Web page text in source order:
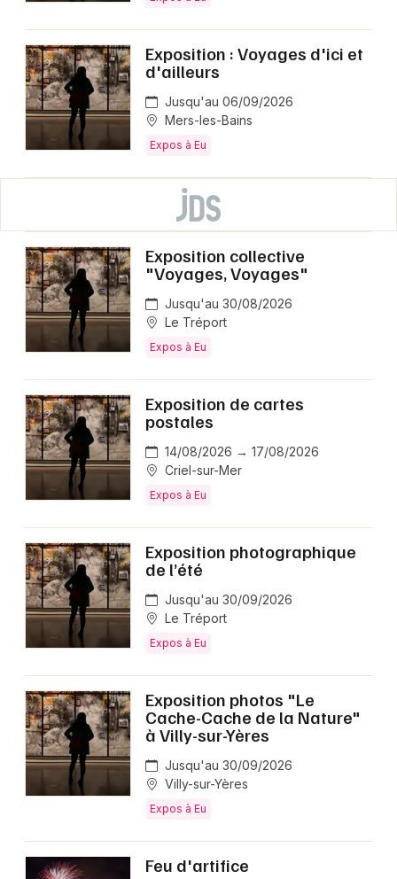
Exposition : Voyages d'ici et
d'ailleurs
Jusqu'au 06/09/2026
Mers-les-Bains
Expos à Eu
Exposition collective
"Voyages, Voyages"
Jusqu'au 30/08/2026
Le Tréport
Expos à Eu
Exposition de cartes
postales
14/08/2026 → 17/08/2026
Criel-sur-Mer
Expos à Eu
Exposition photographique
de l’été
Jusqu'au 30/09/2026
Le Tréport
Expos à Eu
Exposition photos "Le
Cache-Cache de la Nature"
à Villy-sur-Yères
Jusqu'au 30/09/2026
Villy-sur-Yères
Expos à Eu
Feu d'artifice